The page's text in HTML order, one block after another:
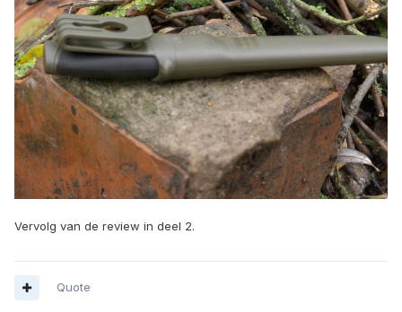
Vervolg van de review in deel 2.
Quote